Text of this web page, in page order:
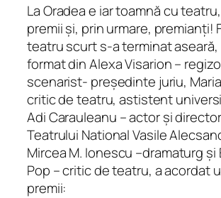
La Oradea e iar toamnă cu
premii și, prin urmare, premianți!
teatru scurt s-a terminat aseară,
format din Alexa Visarion –
scenarist- președinte juriu,
critic de teatru, astistent
Adi Carauleanu – actor și
Teatrului National Vasile
Mircea M. Ionescu –dramaturg și
Pop – critic de teatru, a acordat
premii: